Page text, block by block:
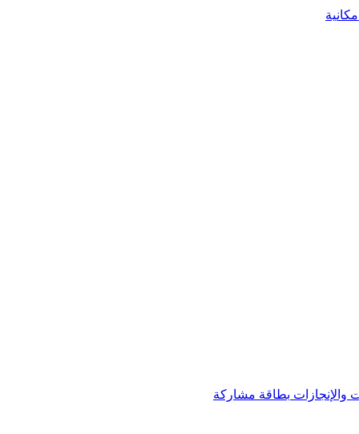
والإنجازات بطاقة مشاركة